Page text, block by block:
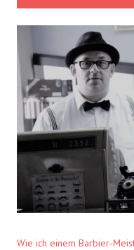
Wie ich einem Barbier-